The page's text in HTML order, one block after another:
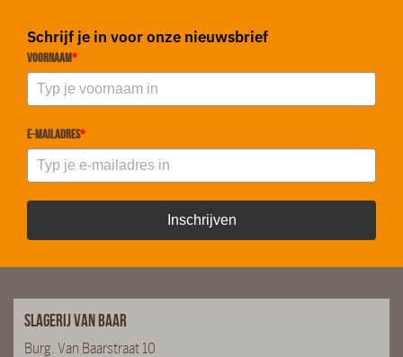
Schrijf je in voor onze nieuwsbrief
Voornaam*
E-mailadres*
Inschrijven
Slagerij van Baar
Burg. Van Baarstraat 10